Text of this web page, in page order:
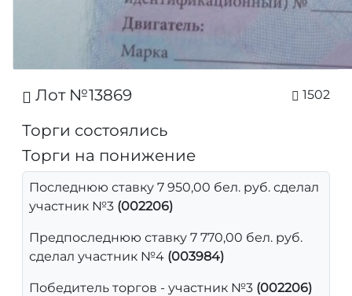
Лот №13869 1502
Торги состоялись
Торги на понижение
Последнюю ставку 7 950,00 бел. руб. сделал
участник №3 (002206)
Предпоследнюю ставку 7 770,00 бел. руб.
сделал участник №4 (003984)
Победитель торгов - участник №3 (002206)